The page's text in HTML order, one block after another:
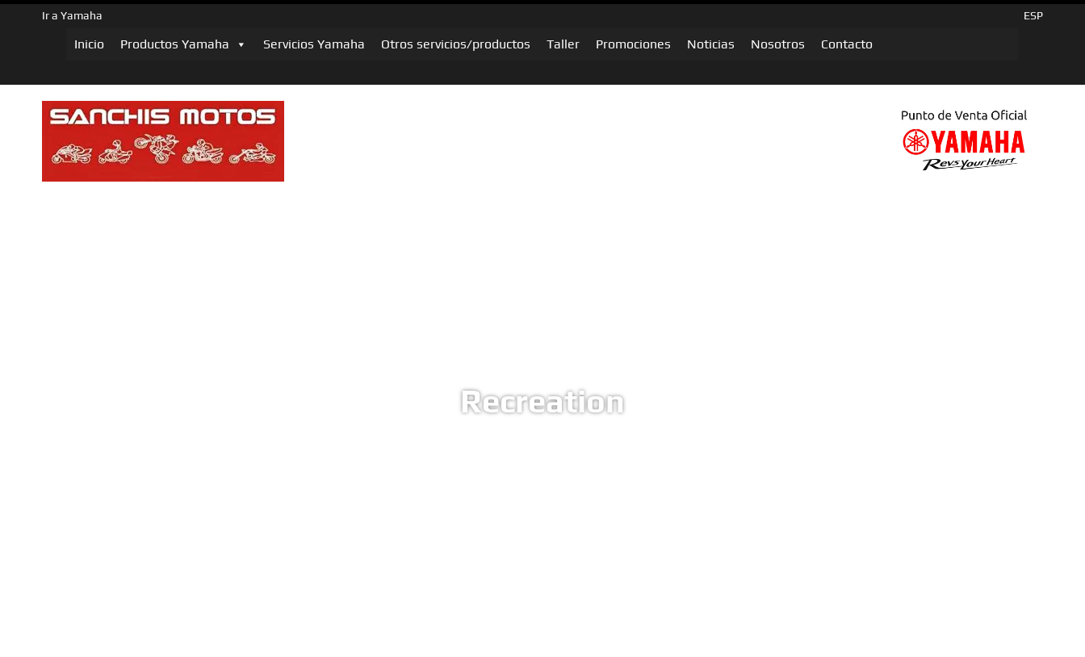
Ir a Yamaha ESP
Inicio Productos Yamaha Servicios Yamaha Otros servicios/productos Taller Promociones Noticias Nosotros Contacto
Recreation